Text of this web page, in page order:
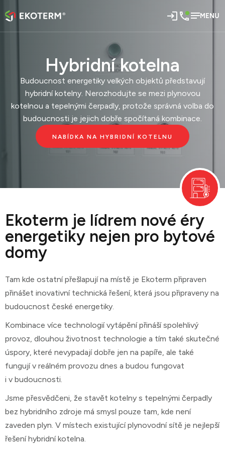
MENU
Reference
POPTÁVKA
Rekonstrukce a výstavba
Správa a provoz
Dodávka tepla
Bytové domy
Přehled služeb >
Hybridní kotelna
Budoucnost energetiky velkých objektů představují
hybridní kotelny. Nerozhodujte se mezi plynovou
kotelnou a tepelnými čerpadly, protože správná volba do
budoucnosti je jejich dobře spočítaná kombinace.
NABÍDKA NA HYBRIDNÍ KOTELNU
Ekoterm je lídrem nové éry
energetiky nejen pro bytové
domy
Tam kde ostatní přešlapují na místě je Ekoterm připraven
přinášet inovativní technická řešení, která jsou připraveny na
budoucnost české energetiky.
Kombinace více technologií vytápění přináší spolehlivý
provoz, dlouhou životnost technologie a tím také skutečné
úspory, které nevypadají dobře jen na papíře, ale také
fungují v reálném provozu dnes a budou fungovat
i v budoucnosti.
Jsme přesvědčeni, že stavět kotelny s tepelnými čerpadly
bez hybridního zdroje má smysl pouze tam, kde není
zaveden plyn. V místech existující plynovodní sítě je nejlepší
řešení hybridní kotelna.